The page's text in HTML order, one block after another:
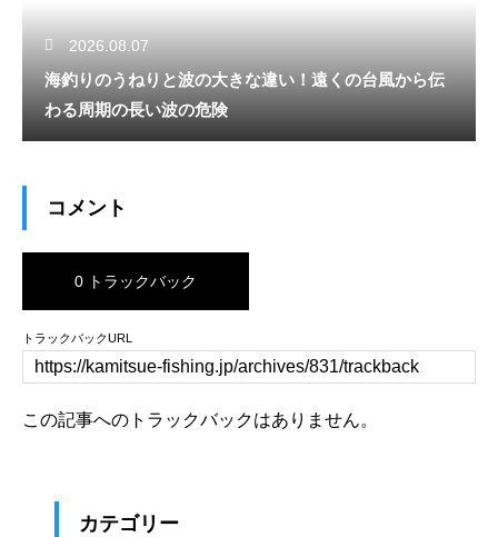
2026.08.07
海釣りのうねりと波の大きな違い！遠くの台風から伝
わる周期の長い波の危険
コメント
0 トラックバック
トラックバックURL
この記事へのトラックバックはありません。
カテゴリー